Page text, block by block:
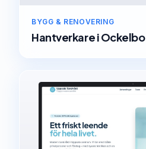
BYGG & RENOVERING
HantverkareiOckelbo